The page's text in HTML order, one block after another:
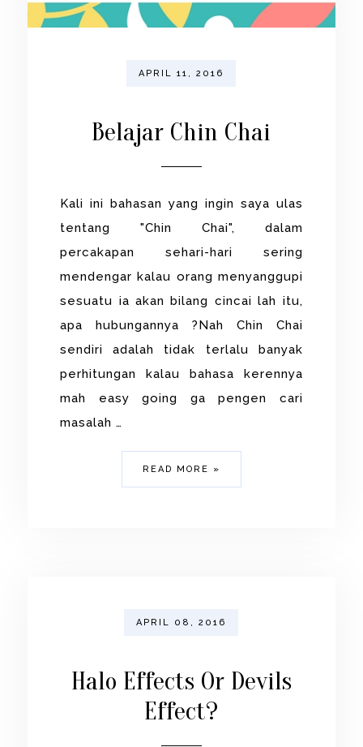
APRIL 11, 2016
Belajar Chin Chai
Kali ini bahasan yang ingin saya ulas
tentang "Chin Chai", dalam
percakapan sehari-hari sering
mendengar kalau orang menyanggupi
sesuatu ia akan bilang cincai lah itu,
apa hubungannya ?Nah Chin Chai
sendiri adalah tidak terlalu banyak
perhitungan kalau bahasa kerennya
mah easy going ga pengen cari
masalah …
READ MORE »
APRIL 08, 2016
Halo Effects Or Devils
Effect?